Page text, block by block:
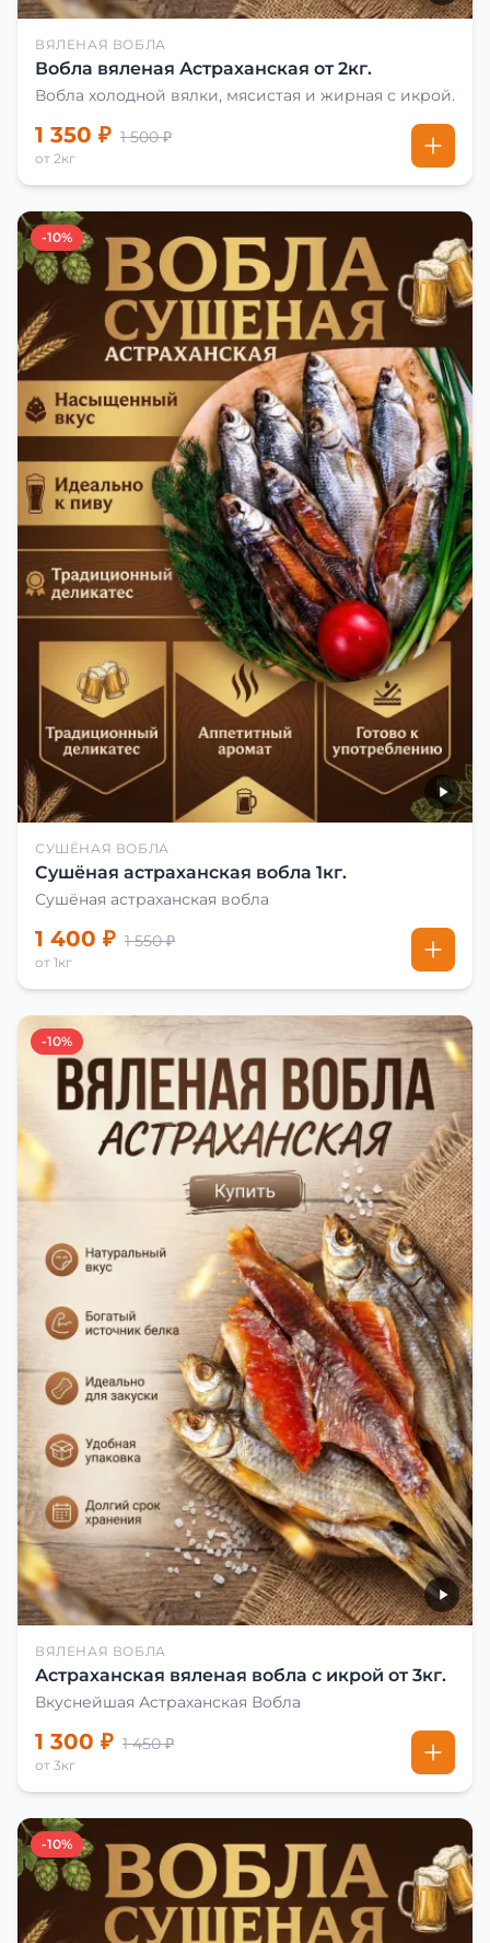
ВЯЛЕНАЯ ВОБЛА
Вобла вяленая Астраханская от 2кг.
Вобла холодной вялки, мясистая и жирная с икрой.
1 350 ₽ 1 500 ₽
от 2кг
-10%
СУШЁНАЯ ВОБЛА
Сушёная астраханская вобла 1кг.
Сушёная астраханская вобла
1 400 ₽ 1 550 ₽
от 1кг
-10%
ВЯЛЕНАЯ ВОБЛА
Астраханская вяленая вобла с икрой от 3кг.
Вкуснейшая Астраханская Вобла
1 300 ₽ 1 450 ₽
от 3кг
-10%